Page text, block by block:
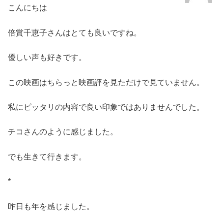
こんにちは
倍賞千恵子さんはとても良いですね。
優しい声も好きです。
この映画はちらっと映画評を見ただけで見ていません。
私にピッタリの内容で良い印象ではありませんでした。
チコさんのように感じました。
でも生きて行きます。
*
昨日も年を感じました。